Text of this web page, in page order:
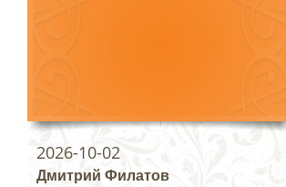
2026-10-02
Дмитрий Филатов